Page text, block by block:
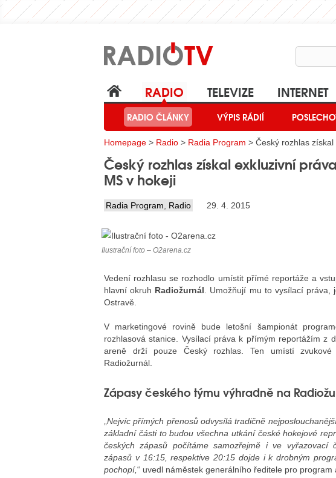
RADIO
RADIO ČLÁNKY VÝPIS RÁDIÍ
TELEVIZE INTERNET
Homepage > Radio > Radia Program > Český rozhlas
Český rozhlas získal exkluzivní
MS v hokeji
Radia Program Radio 29. 4. 2015
Ilustrační foto – O2arena.cz
Vedení rozhlasu se rozhodlo umístit přímé reportáže a
hlavní okruh Radiožurnál . Umožňují mu to vysílací
Ostravě.
V marketingové rovině bude letošní šampionát
rozhlasová stanice. Vysílací práva k přímým reportážím z
areně drží pouze Český rozhlas. Ten umístí
Radiožurnál.
Zápasy českého týmu výhradně na
Nejvíc přímých přenosů odvysílá tradičně
základní části to budou všechna utkání české hokejové
českých zápasů počítáme samozřejmě i ve vyřazovací
zápasů v 16:15, respektive 20:15 dojde i k drobným
pochopí,“ uvedl náměstek generálního ředitele pro program